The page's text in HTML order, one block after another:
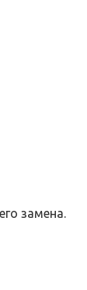
замена.